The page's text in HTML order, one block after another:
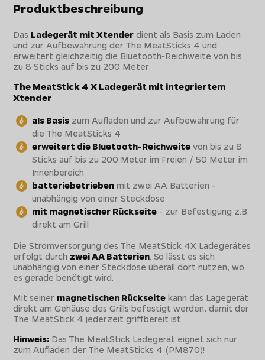
Produktbeschreibung
Das Ladegerät mit Xtender dient als Basis zum Laden
und zur Aufbewahrung der The MeatSticks 4 und
erweitert gleichzeitig die Bluetooth-Reichweite von bis
zu 8 Sticks auf bis zu 200 Meter.
The MeatStick 4 X Ladegerät mit integriertem
Xtender
als Basis zum Aufladen und zur Aufbewahrung für
die The MeatSticks 4
erweitert die Bluetooth-Reichweite von bis zu 8
Sticks auf bis zu 200 Meter im Freien / 50 Meter im
Innenbereich
batteriebetrieben mit zwei AA Batterien -
unabhängig von einer Steckdose
mit magnetischer Rückseite - zur Befestigung z.B.
direkt am Grill
Die Stromversorgung des The MeatStick 4X Ladegerätes
erfolgt durch zwei AA Batterien. So lässt es sich
unabhängig von einer Steckdose überall dort nutzen, wo
es gerade benötigt wird.
Mit seiner magnetischen Rückseite kann das Lagegerät
direkt am Gehäuse des Grills befestigt werden, damit der
The MeatStick 4 jederzeit griffbereit ist.
Hinweis: Das The MeatStick Ladegerät eignet sich nur
zum Aufladen der The MeatSticks 4 (PM870)!